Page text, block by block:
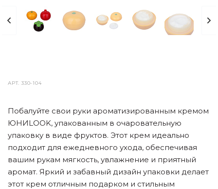
АРТ.330-104
Побалуйте свои руки ароматизированным кремом
ЮНИLOOK, упакованным в очаровательную
упаковку в виде фруктов. Этот крем идеально
подходит для ежедневного ухода, обеспечивая
вашим рукам мягкость, увлажнение и приятный
аромат. Яркий и забавный дизайн упаковки делает
этот крем отличным подарком и стильным